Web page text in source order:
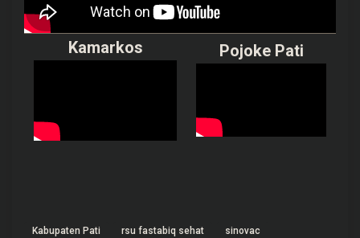
Kamarkos Pojoke Pati
Kabupaten Pati rsu fastabiq sehat
sinovac